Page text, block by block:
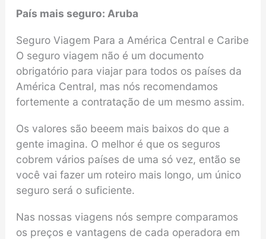
País mais seguro: Aruba
Seguro Viagem Para a América Central e Caribe
O seguro viagem não é um documento
obrigatório para viajar para todos os países da
América Central, mas nós recomendamos
fortemente a contratação de um mesmo assim.
Os valores são beeem mais baixos do que a
gente imagina. O melhor é que os seguros
cobrem vários países de uma só vez, então se
você vai fazer um roteiro mais longo, um único
seguro será o suficiente.
Nas nossas viagens nós sempre comparamos
os preços e vantagens de cada operadora em